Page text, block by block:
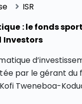
ISR
: le fonds
Investors
par le gérant du
Tweneboa-